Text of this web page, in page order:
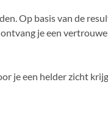
Op basis van de
je een
je een helder zicht